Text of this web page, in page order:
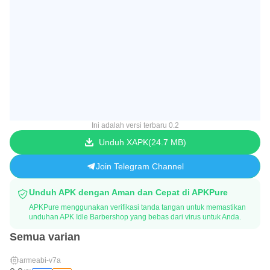
Ini adalah versi terbaru 0.2
Unduh XAPK 24.7 MB
Join Telegram Channel
Unduh APK dengan Aman dan Cepat di APKPure
APKPure menggunakan verifikasi tanda tangan untuk memastikan
unduhan APK Idle Barbershop yang bebas dari virus untuk Anda.
Semua varian
armeabi-v7a